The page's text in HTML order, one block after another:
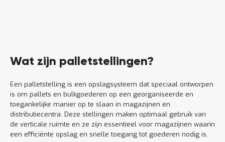
Wat zijn palletstellingen?
Een palletstelling is een opslagsysteem dat speciaal ontworpen
is om pallets en bulkgoederen op een georganiseerde en
toegankelijke manier op te slaan in magazijnen en
distributiecentra. Deze stellingen maken optimaal gebruik van
de verticale ruimte en ze zijn essentieel voor magazijnen waarin
een efficiënte opslag en snelle toegang tot goederen nodig is.